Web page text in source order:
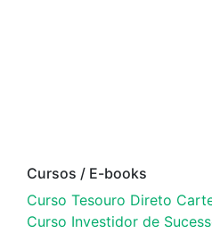
Cursos / E-books
Curso Tesouro Direto
Curso Investidor de